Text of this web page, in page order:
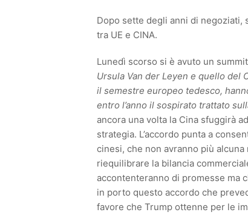
Dopo sette degli anni di
tra UE e CINA.
Lunedì scorso si è avuto un
Ursula Van der Leyen e quello del
il semestre europeo tedesco,
entro l’anno il sospirato trattato
ancora una volta la Cina sfuggirà
strategia. L’accordo punta a
cinesi, che non avranno più
riequilibrare la bilancia
accontenteranno di promesse ma
in porto questo accordo che
favore che Trump ottenne per le